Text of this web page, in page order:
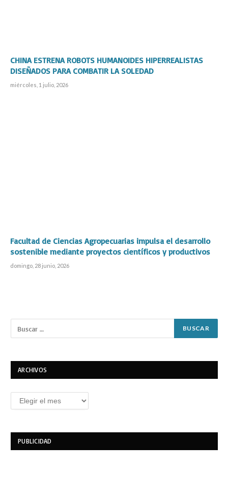
CHINA ESTRENA ROBOTS HUMANOIDES HIPERREALISTAS
DISEÑADOS PARA COMBATIR LA SOLEDAD
miércoles, 1 julio, 2026
Facultad de Ciencias Agropecuarias impulsa el desarrollo
sostenible mediante proyectos científicos y productivos
domingo, 28 junio, 2026
ARCHIVOS
Archivos
PUBLICIDAD